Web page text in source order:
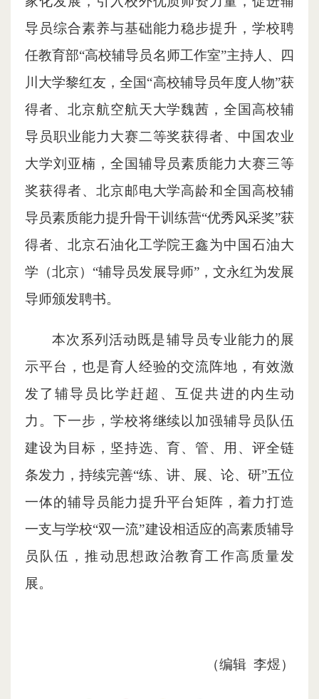
导员综合素养与基础能力稳步提升，学校聘
任教育部“高校辅导员名师工作室”主持人、四
川大学黎红友，全国“高校辅导员年度人物”获
得者、北京航空航天大学魏茜，全国高校辅
导员职业能力大赛二等奖获得者、中国农业
大学刘亚楠，全国辅导员素质能力大赛三等
奖获得者、北京邮电大学高龄和全国高校辅
导员素质能力提升骨干训练营“优秀风采奖”获
得者、北京石油化工学院王鑫为中国石油大
学（北京）“辅导员发展导师”，文永红为发展
导师颁发聘书。
本次系列活动既是辅导员专业能力的展
示平台，也是育人经验的交流阵地，有效激
发了辅导员比学赶超、互促共进的内生动
力。下一步，学校将继续以加强辅导员队伍
建设为目标，坚持选、育、管、用、评全链
条发力，持续完善“练、讲、展、论、研”五位
一体的辅导员能力提升平台矩阵，着力打造
一支与学校“双一流”建设相适应的高素质辅导
员队伍，推动思想政治教育工作高质量发
展。
（编辑 李煜）